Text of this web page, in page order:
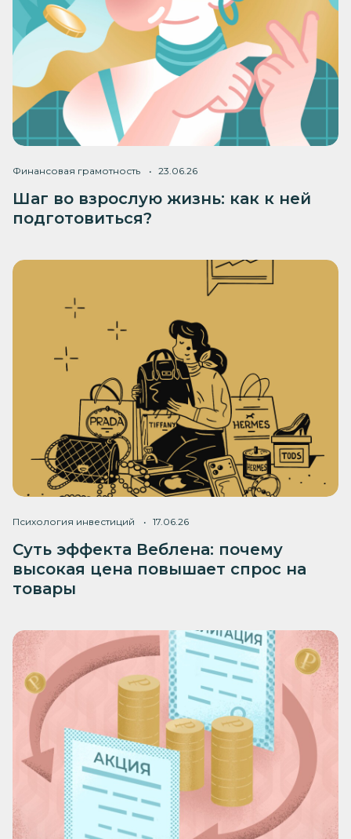
Финансовая грамотность 23.06.26
Шаг во взрослую жизнь: как к ней
подготовиться?
Психология инвестиций 17.06.26
Суть эффекта Веблена: почему
высокая цена повышает спрос на
товары